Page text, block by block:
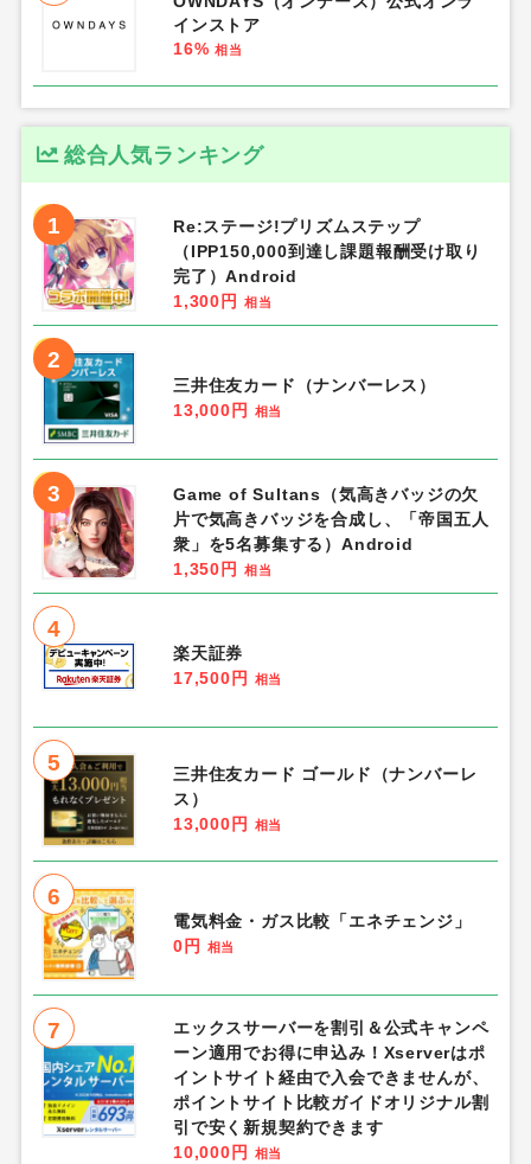
インストア
16% 相当
総合人気ランキング
1
Re:ステージ!プリズムステップ
（IPP150,000到達し課題報酬受け取り
完了）Android
1,300円
相当
2
三井住友カード（ナンバーレス）
13,000円
相当
3
Game of Sultans（気高きバッジの欠
片で気高きバッジを合成し、「帝国五人
衆」を5名募集する）Android
1,350円
相当
4
楽天証券
17,500円
相当
5
三井住友カード ゴールド（ナンバーレ
ス）
13,000円
相当
6
電気料金・ガス比較「エネチェンジ」
0円
相当
7
エックスサーバーを割引＆公式キャンペ
ーン適用でお得に申込み！Xserverはポ
イントサイト経由で入会できませんが、
ポイントサイト比較ガイドオリジナル割
引で安く新規契約できます
10,000円
相当